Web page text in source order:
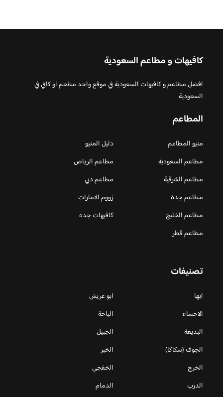
كافيهات و مطاعم السعودية
افضل مطاعم و كافيهات السعودية في موقع واحد مطعم او كافي في
السعودية
المطاعم
منيو المطاعم
دليل المنيو
مطاعم السعودية
مطاعم الرياض
مطاعم الشرقية
مطاعم دبي
مطاعم جدة
زووم الامارات
مطاعم الخليج
كافيهات جده
مطاعم قطر
تصنيفات
ابها
ابو عريش
الاحساء
الباحة
البديعة
الجبيل
الجوف (سكاكا)
الخبر
الخرج
الخفجي
الدرب
الدمام